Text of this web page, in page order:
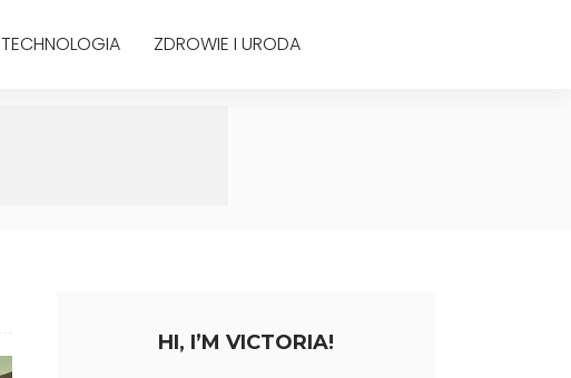
TECHNOLOGIA ZDROWIE I URODA
HI, I’M VICTORIA!